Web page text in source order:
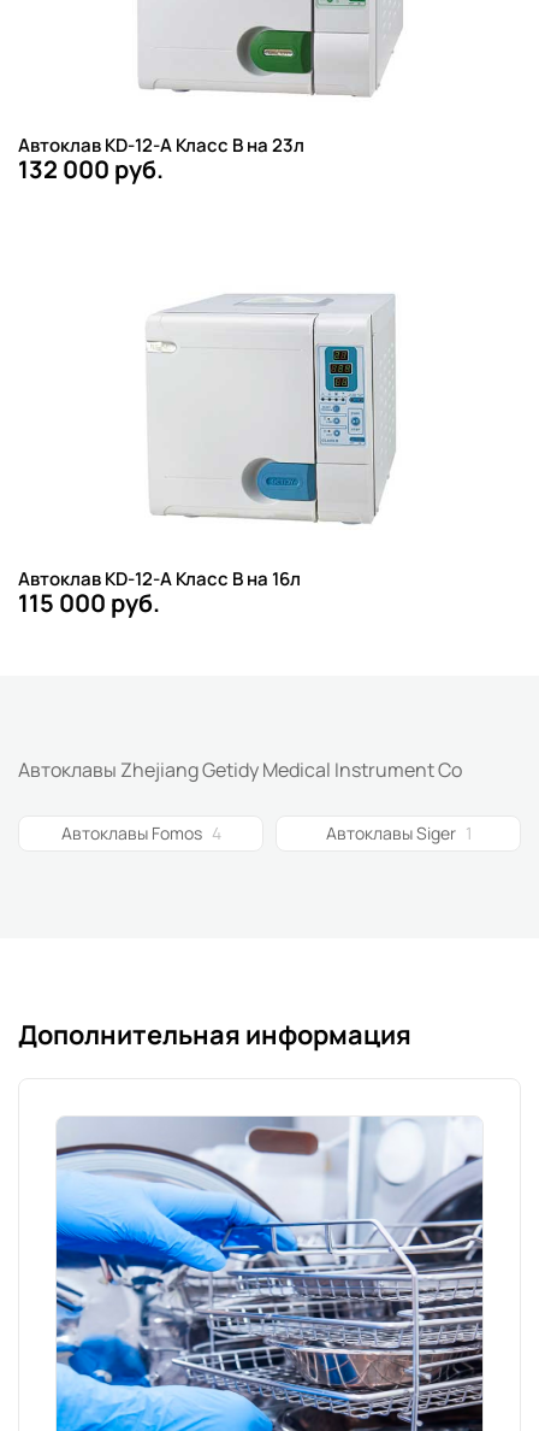
Автоклав KD-12-A Класс B на 23л
132 000 руб.
Автоклав KD-12-A Класс B на 16л
115 000 руб.
Автоклавы Zhejiang Getidy Medical Instrument Co
Автоклавы Fomos 4 Автоклавы Siger 1
Дополнительная информация